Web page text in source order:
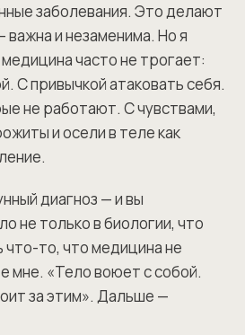
заболевания. Это делают
важна и незаменима. Но я
часто не трогает:
С привычкой атаковать себя.
не работают. С чувствами,
и осели в теле как
диагноз — и вы
не только в биологии, что
то, что медицина не
мне. «Тело воюет с собой.
за этим». Дальше —